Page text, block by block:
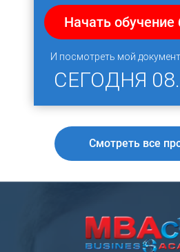
Начать обучение
И посмотреть мой
СЕГОДНЯ
Смотреть все